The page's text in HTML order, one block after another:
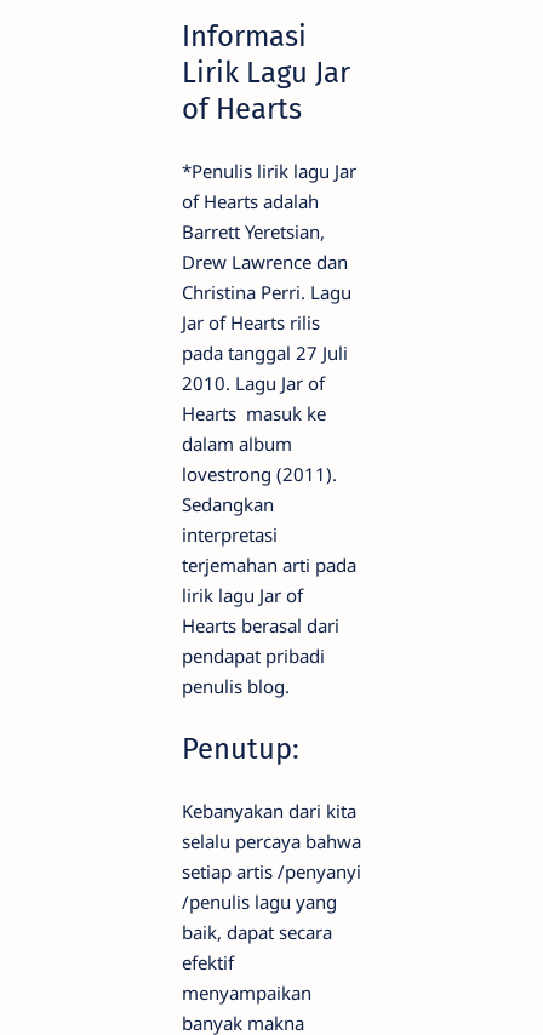
Informasi
Lirik Lagu Jar
of Hearts
*Penulis lirik lagu Jar
of Hearts adalah
Barrett Yeretsian,
Drew Lawrence dan
Christina Perri. Lagu
Jar of Hearts rilis
pada tanggal 27 Juli
2010. Lagu Jar of
Hearts masuk ke
dalam album
lovestrong (2011).
Sedangkan
interpretasi
terjemahan arti pada
lirik lagu Jar of
Hearts berasal dari
pendapat pribadi
penulis blog.
Penutup:
Kebanyakan dari kita
selalu percaya bahwa
setiap artis /penyanyi
/penulis lagu yang
baik, dapat secara
efektif
menyampaikan
banyak makna